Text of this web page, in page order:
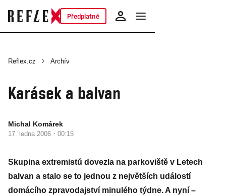
Předplatné
Reflex.cz Archív
Karásek a balvan
Michal Komárek
17. ledna 2006 · 00:15
Skupina extremistů dovezla na parkoviště v Letech
balvan a stalo se to jednou z největších událostí
domácího zpravodajství minulého týdne. A nyní –